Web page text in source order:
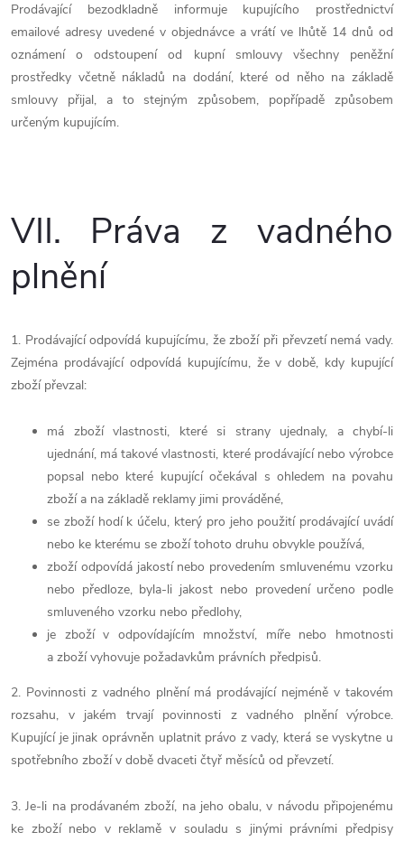
Prodávající bezodkladně informuje kupujícího prostřednictví
emailové adresy uvedené v objednávce a vrátí ve lhůtě 14 dnů od
oznámení o odstoupení od kupní smlouvy všechny peněžní
prostředky včetně nákladů na dodání, které od něho na základě
smlouvy přijal, a to stejným způsobem, popřípadě způsobem
určeným kupujícím.
VII. Práva z vadného
plnění
1. Prodávající odpovídá kupujícímu, že zboží při převzetí nemá vady.
Zejména prodávající odpovídá kupujícímu, že v době, kdy kupující
zboží převzal:
má zboží vlastnosti, které si strany ujednaly, a chybí-li
ujednání, má takové vlastnosti, které prodávající nebo výrobce
popsal nebo které kupující očekával s ohledem na povahu
zboží a na základě reklamy jimi prováděné,
se zboží hodí k účelu, který pro jeho použití prodávající uvádí
nebo ke kterému se zboží tohoto druhu obvykle používá,
zboží odpovídá jakostí nebo provedením smluvenému vzorku
nebo předloze, byla-li jakost nebo provedení určeno podle
smluveného vzorku nebo předlohy,
je zboží v odpovídajícím množství, míře nebo hmotnosti
a zboží vyhovuje požadavkům právních předpisů.
2. Povinnosti z vadného plnění má prodávající nejméně v takovém
rozsahu, v jakém trvají povinnosti z vadného plnění výrobce.
Kupující je jinak oprávněn uplatnit právo z vady, která se vyskytne u
spotřebního zboží v době dvaceti čtyř měsíců od převzetí.
3. Je-li na prodávaném zboží, na jeho obalu, v návodu připojenému
ke zboží nebo v reklamě v souladu s jinými právními předpisy